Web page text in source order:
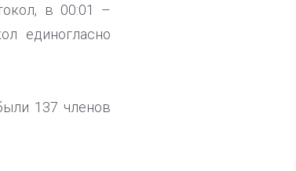
в 00:01 –
единогласно
137 членов